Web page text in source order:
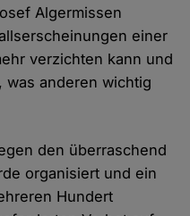
Algermissen
einer
verzichten kann und
was anderen wichtig
den überraschend
organisiert und ein
Hundert